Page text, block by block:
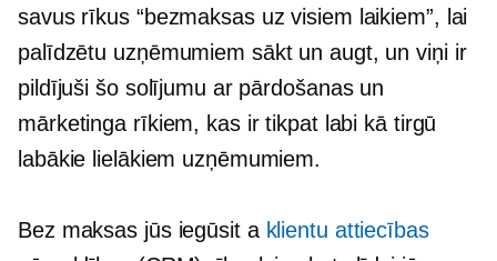
savus rīkus “bezmaksas uz visiem laikiem”, lai
palīdzētu uzņēmumiem sākt un augt, un viņi ir
pildījuši šo solījumu ar pārdošanas un
mārketinga rīkiem, kas ir tikpat labi kā tirgū
labākie lielākiem uzņēmumiem.
Bez maksas jūs iegūsit a klientu attiecības